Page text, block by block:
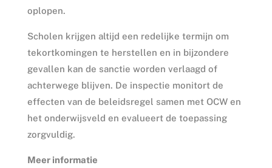
oplopen.
Scholen krijgen altijd een redelijke termijn om
tekortkomingen te herstellen en in bijzondere
gevallen kan de sanctie worden verlaagd of
achterwege blijven. De inspectie monitort de
effecten van de beleidsregel samen met OCW en
het onderwijsveld en evalueert de toepassing
zorgvuldig.
Meer informatie